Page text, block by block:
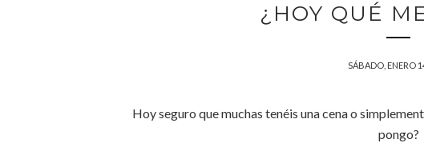
¿HOY QUÉ
SÁBADO, ENERO
Hoy seguro que muchas tenéis una cena o
pongo?